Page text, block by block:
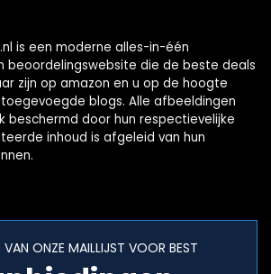
is een moderne alles-in-één
beoordelingswebsite die de beste deals
zijn op amazon en u op de hoogte
blogs. Alle afbeeldingen
beschermd door hun respectievelijke
inhoud is afgeleid van hun
ONZE MAILLIJST VOOR BEST